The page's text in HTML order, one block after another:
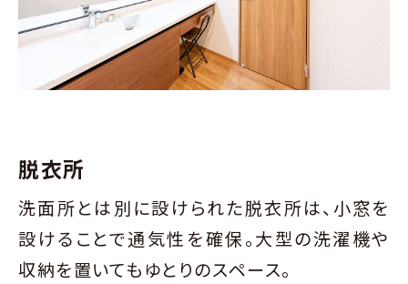
脱衣所
洗面所とは別に設けられた脱衣所は、小窓を
設けることで通気性を確保。大型の洗濯機や
収納を置いてもゆとりのスペース。